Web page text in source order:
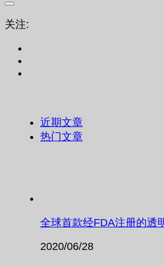
关注:
近期文章
热门文章
全球首款经FDA注册的透
2020/06/28